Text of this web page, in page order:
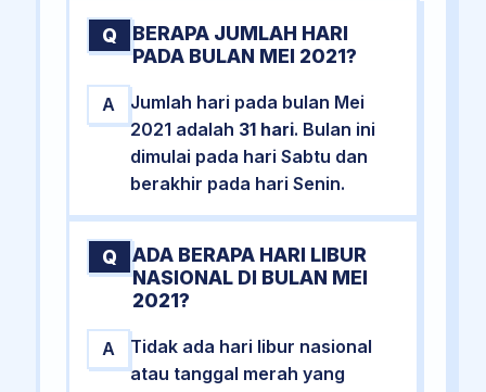
Q
BERAPA JUMLAH HARI
PADA BULAN MEI 2021?
A
Jumlah hari pada bulan Mei
2021 adalah 31 hari. Bulan ini
dimulai pada hari Sabtu dan
berakhir pada hari Senin.
Q
ADA BERAPA HARI LIBUR
NASIONAL DI BULAN MEI
2021?
A
Tidak ada hari libur nasional
atau tanggal merah yang